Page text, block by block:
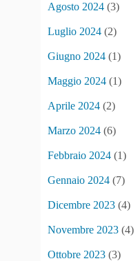
Agosto 2024 (3)
Luglio 2024 (2)
Giugno 2024 (1)
Maggio 2024 (1)
Aprile 2024 (2)
Marzo 2024 (6)
Febbraio 2024 (1)
Gennaio 2024 (7)
Dicembre 2023 (4)
Novembre 2023 (4)
Ottobre 2023 (3)